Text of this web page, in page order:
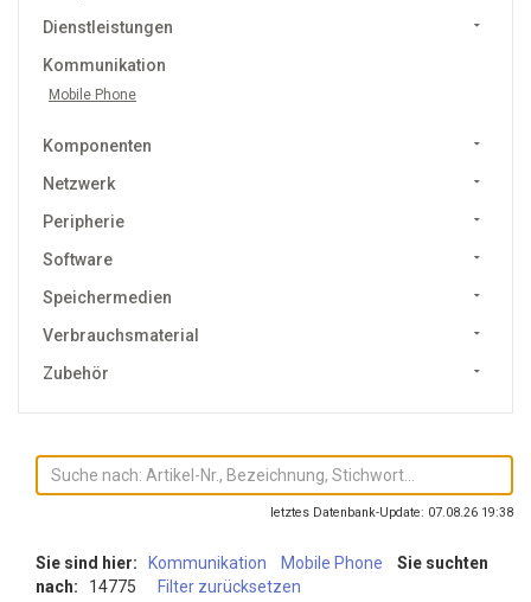
Dienstleistungen
Kommunikation
Mobile Phone
Komponenten
Netzwerk
Peripherie
Software
Speichermedien
Verbrauchsmaterial
Zubehör
letztes Datenbank-Update: 07.08.26 19:38
Sie sind hier: Kommunikation Mobile Phone
Sie suchten
nach: 14775 Filter zurücksetzen